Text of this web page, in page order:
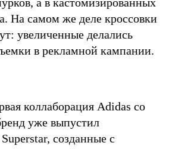
На самом же деле кроссовки
увеличенные делались
в рекламной кампании.
коллаборация Adidas со
уже выпустил
созданные с